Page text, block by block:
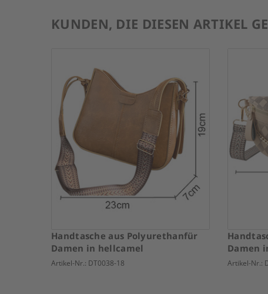
KUNDEN, DIE DIESEN ARTIKEL
Handtasche aus Polyurethanfür
Damen in hellcamel
Artikel-Nr.: DT0038-18
Damen
Artikel-Nr.: